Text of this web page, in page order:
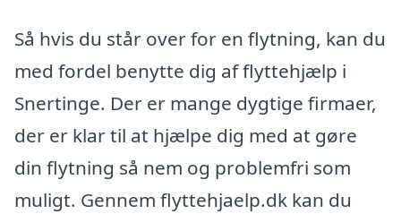
Så hvis du står over for en flytning, kan du
med fordel benytte dig af flyttehjælp i
Snertinge. Der er mange dygtige firmaer,
der er klar til at hjælpe dig med at gøre
din flytning så nem og problemfri som
muligt. Gennem flyttehjaelp.dk kan du